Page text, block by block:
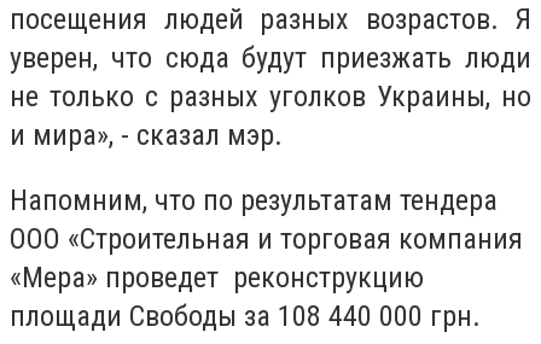
посещения людей разных возрастов. Я
уверен, что сюда будут приезжать люди
не только с разных уголков Украины, но
и мира», - сказал мэр.
Напомним, что по результатам тендера
ООО «Строительная и торговая компания
«Мера» проведет реконструкцию
площади Свободы за 108 440 000 грн.